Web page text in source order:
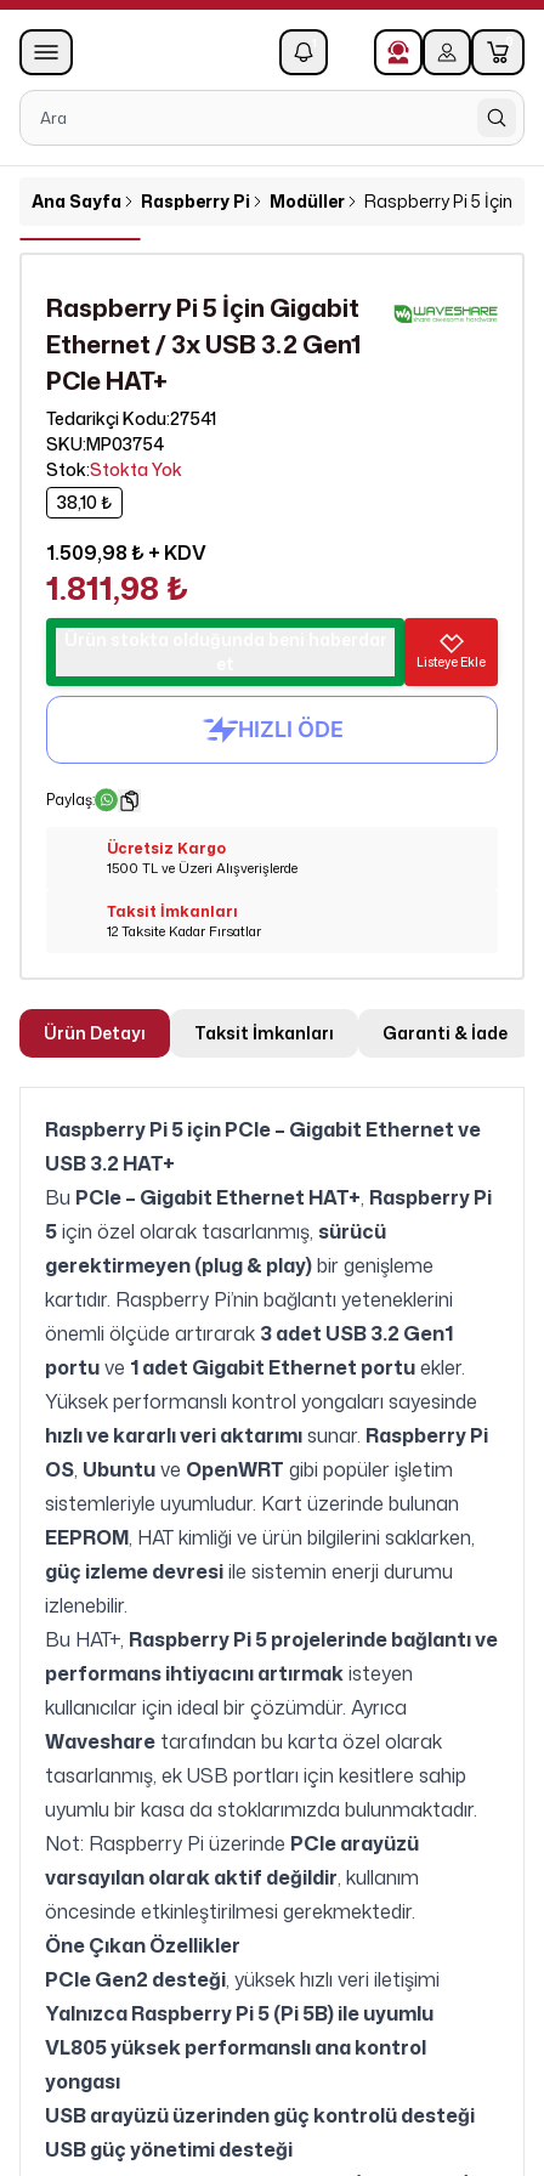
0
Ana Sayfa Raspberry Pi Modüller Raspberry Pi 5 İçin
Raspberry Pi 5 İçin Gigabit
Ethernet / 3x USB 3.2 Gen1
PCle HAT+
Tedarikçi Kodu:27541
SKU:MP03754
Stok:Stokta Yok
38,10 ₺
1.509,98 ₺+ KDV
1.811,98 ₺
Listeye Ekle
Paylaş:
Ücretsiz Kargo
1500 TL ve Üzeri Alışverişlerde
Taksit İmkanları
12 Taksite Kadar Fırsatlar
Ürün Detayı Taksit İmkanları Garanti & İade
Raspberry Pi 5 için PCIe – Gigabit Ethernet ve
USB 3.2 HAT+
Bu PCIe – Gigabit Ethernet HAT+, Raspberry Pi
5için özel olarak tasarlanmış, sürücü
gerektirmeyen (plug & play)bir genişleme
kartıdır. Raspberry Pi’nin bağlantı yeteneklerini
önemli ölçüde artırarak 3 adet USB 3.2 Gen1
portuve 1 adet Gigabit Ethernet portuekler.
Yüksek performanslı kontrol yongaları sayesinde
hızlı ve kararlı veri aktarımısunar. Raspberry Pi
OS, Ubuntuve OpenWRT gibi popüler işletim
sistemleriyle uyumludur. Kart üzerinde bulunan
EEPROM, HAT kimliği ve ürün bilgilerini saklarken,
güç izleme devresiile sistemin enerji durumu
izlenebilir.
Bu HAT+, Raspberry Pi 5 projelerinde bağlantı ve
performans ihtiyacını artırmakisteyen
kullanıcılar için ideal bir çözümdür. Ayrıca
Waveshare tarafından bu karta özel olarak
tasarlanmış, ek USB portları için kesitlere sahip
uyumlu bir kasa da stoklarımızda bulunmaktadır.
Not: Raspberry Pi üzerinde PCIe arayüzü
varsayılan olarak aktif değildir, kullanım
öncesinde etkinleştirilmesi gerekmektedir.
Öne Çıkan Özellikler
PCIe Gen2 desteği, yüksek hızlı veri iletişimi
Yalnızca Raspberry Pi 5 (Pi 5B) ile uyumlu
VL805 yüksek performanslı ana kontrol
yongası
USB arayüzü üzerinden güç kontrolü desteği
USB güç yönetimi desteği